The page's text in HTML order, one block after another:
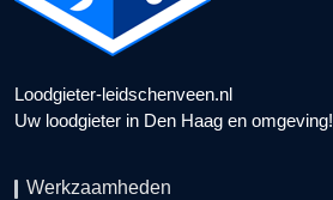
Loodgieter-leidschenveen.nl
Uw loodgieter in Den Haag en omgeving!
Werkzaamheden